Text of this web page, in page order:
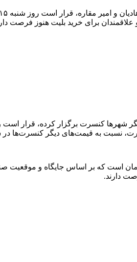
نسبت به قیمت‌های دیگر کنسرت‌ها در
دارند.